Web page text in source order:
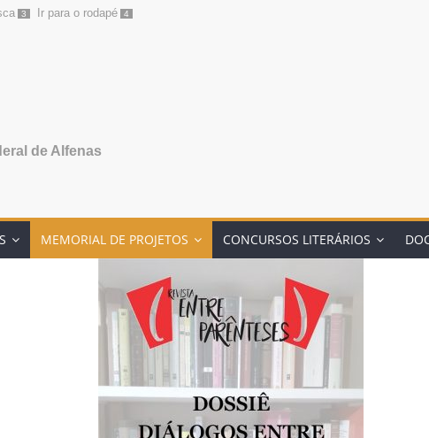
3 Ir para o rodapé 4
de Alfenas
MEMORIAL DE PROJETOS CONCURSOS LITERÁRIOS